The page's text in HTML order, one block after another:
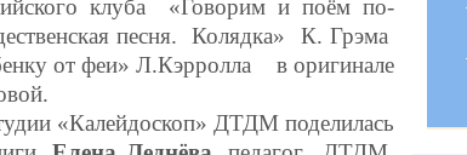
клуба «Говорим и поём по-
песня. Колядка» К. Грэма
от феи» Л.Кэрролла в оригинале
«Калейдоскоп» ДТДМ поделилась